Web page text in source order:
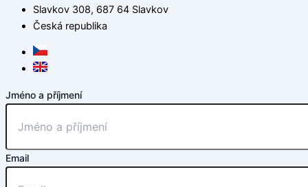
Slavkov 308, 687 64 Slavkov
Česká republika
Jméno a příjmení
Email